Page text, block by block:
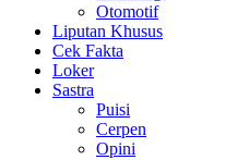
Otomotif
Liputan Khusus
Cek Fakta
Loker
Sastra
Puisi
Cerpen
Opini